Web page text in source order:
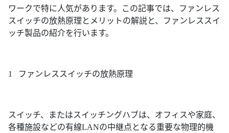
ワークで特に人気があります。この記事では、ファンレス
スイッチの放熱原理とメリットの解説と、ファンレススイ
ッチ製品の紹介を行います。
1 ファンレススイッチの放熱原理
スイッチ、またはスイッチングハブは、オフィスや家庭、
各種施設などの有線LANの中継点となる重要な物理的機